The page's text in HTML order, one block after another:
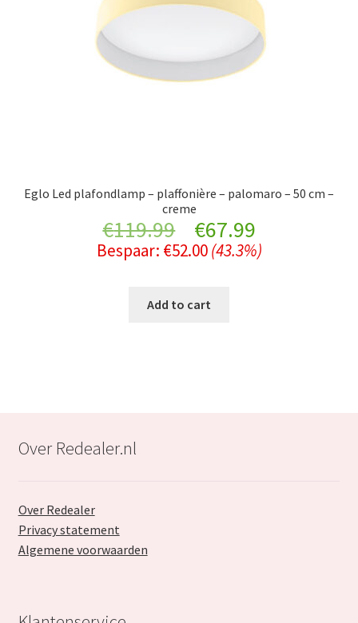
Eglo Led plafondlamp – plaffonière – palomaro – 50 cm –
creme
€119.99
Original
price
was:
€67.99Current
price
Bespaar: €52.00 (43.3%)
Add to cart
Over Redealer.nl
Over Redealer
Privacy statement
Algemene voorwaarden